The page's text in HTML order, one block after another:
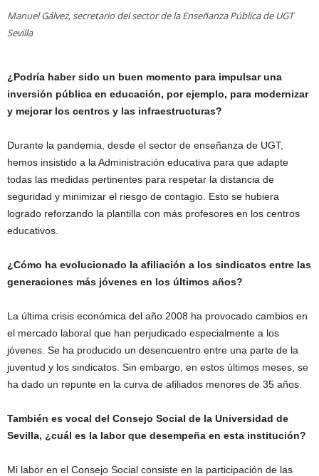
Manuel Gálvez, secretario del sector de la Enseñanza Pública de UGT
Sevilla
¿Podría haber sido un buen momento para impulsar una
inversión pública en educación, por ejemplo, para modernizar
y mejorar los centros y las infraestructuras?
Durante la pandemia, desde el sector de enseñanza de UGT,
hemos insistido a la Administración educativa para que adapte
todas las medidas pertinentes para respetar la distancia de
seguridad y minimizar el riesgo de contagio. Esto se hubiera
logrado reforzando la plantilla con más profesores en los centros
educativos.
¿Cómo ha evolucionado la afiliación a los sindicatos entre las
generaciones más jóvenes en los últimos años?
La última crisis económica del año 2008 ha provocado cambios en
el mercado laboral que han perjudicado especialmente a los
jóvenes. Se ha producido un desencuentro entre una parte de la
juventud y los sindicatos. Sin embargo, en estos últimos meses, se
ha dado un repunte en la curva de afiliados menores de 35 años.
También es vocal del Consejo Social de la Universidad de
Sevilla, ¿cuál es la labor que desempeña en esta institución?
Mi labor en el Consejo Social consiste en la participación de las